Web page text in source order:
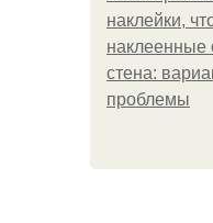
наклейки,
наклеенные
стена:
проблемы